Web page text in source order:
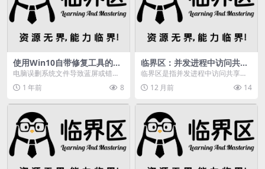
使用Win10自带修复工具的步
骤
电脑误删系统文件导致蓝屏或错
误？Win10自带修复工具来帮你解
决！本文详细教你如...
1 年前 8
临界区：并发进程中访问共享
变量程序段的详细介绍
临界区是指并发进程中访问共享变
量的程序段。临界区指的是一个访
问共用资源的程序片段...
12 月前 14